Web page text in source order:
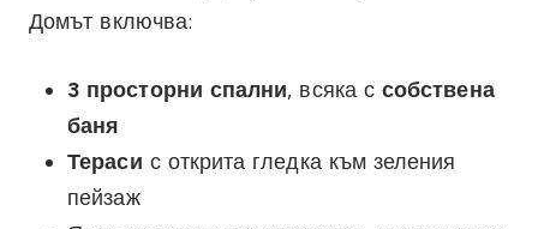
Домът включва:
3 просторни спални, всяка с собствена
баня
Тераси с открита гледка към зеления
пейзаж